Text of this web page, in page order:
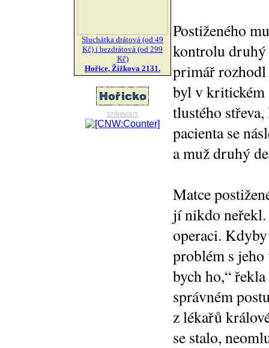
Sluchátka drátová (od 49
Kč) i bezdrátová (od 299
Kč)
Hořice, Žižkova 2131.
stáhnout
Postiženého
kontrolu druhý
primář rozhodl
byl v kritickém
tlustého
pacienta se
a muž druhý
Matce
jí nikdo neřekl.
operaci.
problém s
bych ho,“
správném
z lékařů
se stalo,